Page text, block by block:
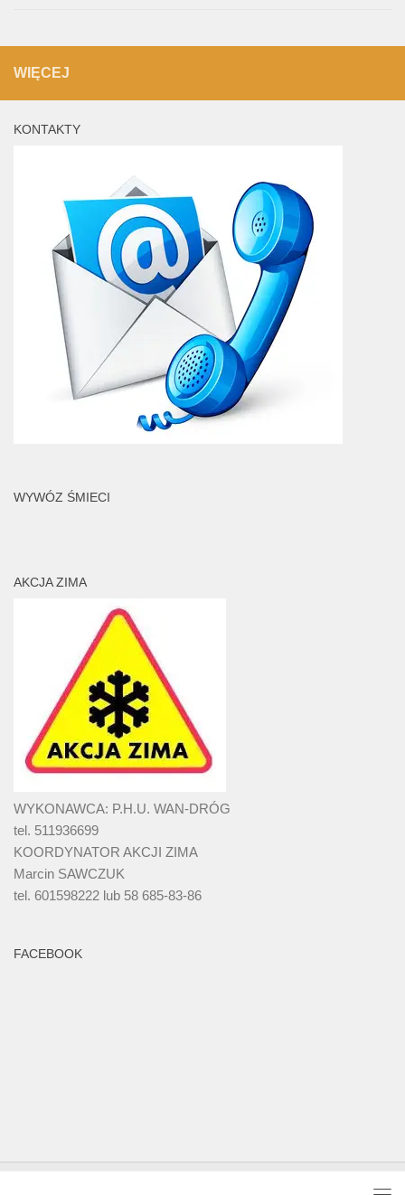
WIĘCEJ
KONTAKTY
WYWÓZ ŚMIECI
AKCJA ZIMA
WYKONAWCA: P.H.U. WAN-DRÓG
tel. 511936699
KOORDYNATOR AKCJI ZIMA
Marcin SAWCZUK
tel. 601598222 lub 58 685-83-86
FACEBOOK